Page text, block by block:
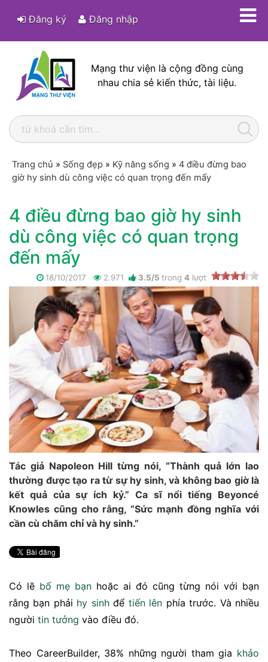
Đăng ký Đăng nhập
Mạng thư viện là cộng đồng cùng
nhau chia sẻ kiến thức, tài liệu.
Trang chủ » Sống đẹp » Kỹ năng sống » 4 điều đừng bao
giờ hy sinh dù công việc có quan trọng đến mấy
4 điều đừng bao giờ hy sinh
dù công việc có quan trọng
đến mấy
18/10/2017 2.971 3.5/5 trong 4 lượt
Tác giả Napoleon Hill từng nói, “Thành quả lớn lao
thường được tạo ra từ sự hy sinh, và không bao giờ là
kết quả của sự ích kỷ.” Ca sĩ nổi tiếng Beyoncé
Knowles cũng cho rằng, “Sức mạnh đồng nghĩa với
cần cù chăm chỉ và hy sinh.”
Có lẽ bố mẹ bạn hoặc ai đó cũng từng nói với bạn
rằng bạn phải hy sinhđể tiến lên phía trước. Và nhiều
người tin tưởng vào điều đó.
Theo CareerBuilder, 38% những người tham gia khảo